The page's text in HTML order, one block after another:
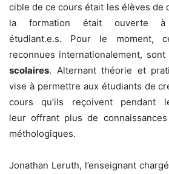
cible de ce cours était les élèves de
la formation était ouverte
étudiant.e.s. Pour le moment,
reconnues internationalement, sont
scolaires. Alternant théorie et
vise à permettre aux étudiants de
cours qu’ils reçoivent pendant
leur offrant plus de
méthologiques.
Jonathan Leruth, l’enseignant